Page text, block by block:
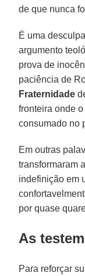
de que nunca
É uma
argumento
prova de
paciência de
Fraternidade
fronteira onde
consumado no
Em outras
transformaram
indefinição em
por quase
As
Para reforçar